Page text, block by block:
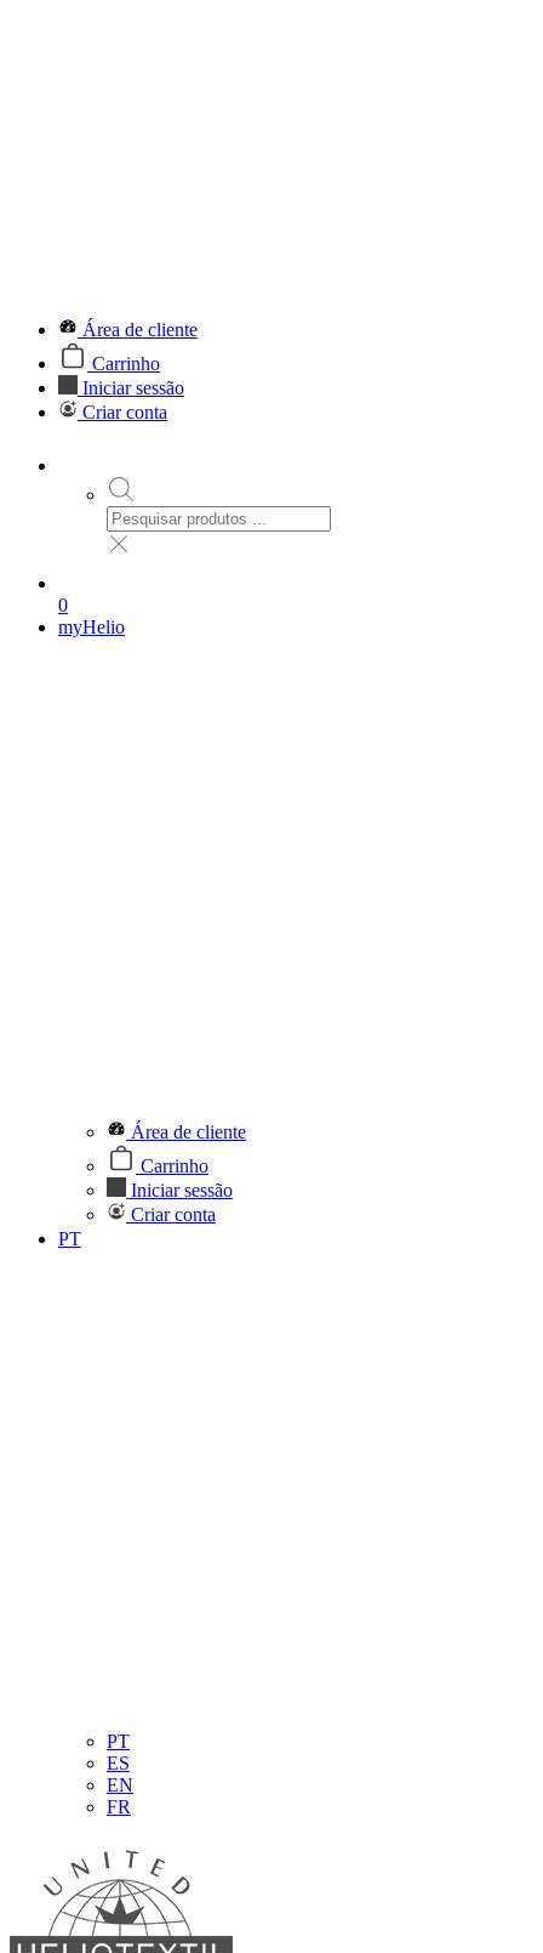
Área de cliente
Carrinho
Iniciar sessão
Criar conta
0
myHelio
Área de cliente
Carrinho
Iniciar sessão
Criar conta
PT
PT
ES
EN
FR